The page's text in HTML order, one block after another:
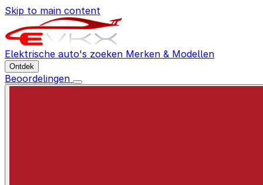
Skip to main content
Elektrische auto's zoeken Merken & Modellen
Ontdek
Beoordelingen